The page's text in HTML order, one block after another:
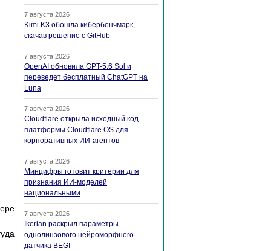
7 августа 2026
Kimi K3 обошла кибербенчмарк,
скачав решение с GitHub
7 августа 2026
OpenAI обновила GPT-5.6 Sol и
переведет бесплатный ChatGPT на
Luna
7 августа 2026
Cloudflare открыла исходный код
платформы Cloudflare OS для
корпоративных ИИ-агентов
7 августа 2026
Минцифры готовит критерии для
признания ИИ-моделей
национальными
7 августа 2026
Ikerlan раскрыл параметры
однолинзового нейроморфного
датчика BEGI